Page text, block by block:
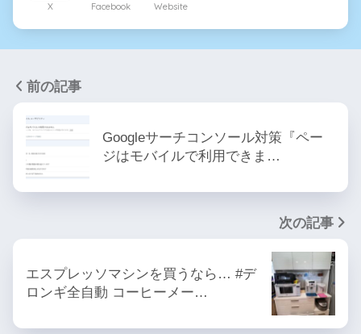
X Facebook Website
前の記事
Googleサーチコンソール対策『ペー
ジはモバイルで利用できま…
次の記事
エスプレッソマシンを買うなら… #デ
ロンギ全自動 コーヒーメー…